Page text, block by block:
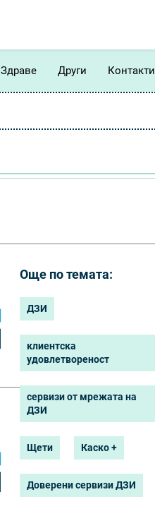
Здраве Други Контакти
Още по темата:
ДЗИ
клиентска
удовлетвореност
сервизи от мрежата на
ДЗИ
Щети Каско +
Доверени сервизи ДЗИ